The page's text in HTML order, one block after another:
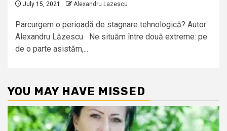
July 15, 2021 Alexandru Lazescu
Parcurgem o perioadă de stagnare tehnologică? Autor:
Alexandru Lăzescu Ne situăm între două extreme: pe
de o parte asistăm,...
YOU MAY HAVE MISSED